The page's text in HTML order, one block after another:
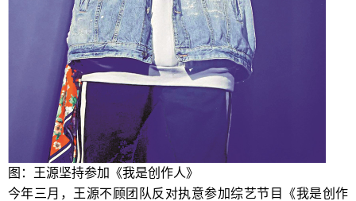
图：王源坚持参加《我是创作人》
今年三月，王源不顾团队反对执意参加综艺节目《我是创作